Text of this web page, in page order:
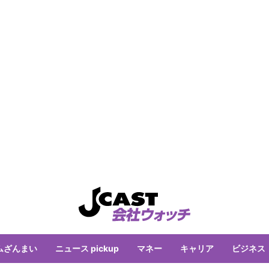
ざんまい ニュース pickup マネー キャリア ビジネス